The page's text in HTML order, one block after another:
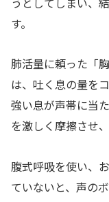
す。
肺活量に頼った「
は、吐く息の量を
強い息が声帯に当
を激しく摩擦させ
腹式呼吸を使い、
ていないと、声の